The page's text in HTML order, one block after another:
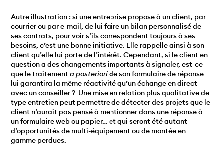
Autre illustration : si une entreprise propose à un client, par
courrier ou par e-mail, de lui faire un bilan personnalisé de
ses contrats, pour voir s’ils correspondent toujours à ses
besoins, c’est une bonne initiative. Elle rappelle ainsi à son
client qu’elle lui porte de l’intérêt. Cependant, si le client en
question a des changements importants à signaler, est-ce
que le traitementa posterioride son formulaire de réponse
lui garantira la même réactivité qu’un échange en direct
avec un conseiller ? Une mise en relation plus qualitative de
type entretien peut permettre de détecter des projets que le
client n’aurait pas pensé à mentionner dans une réponse à
un formulaire web ou papier… et qui seront été autant
d’opportunités de multi-équipement ou de montée en
gamme perdues.